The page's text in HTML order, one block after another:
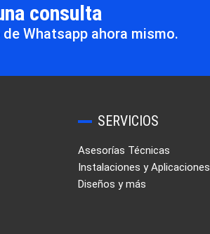
consulta
Whatsapp ahora mismo.
SERVICIOS
Asesorías Técnicas
Instalaciones y Aplicaciones
Diseños y más